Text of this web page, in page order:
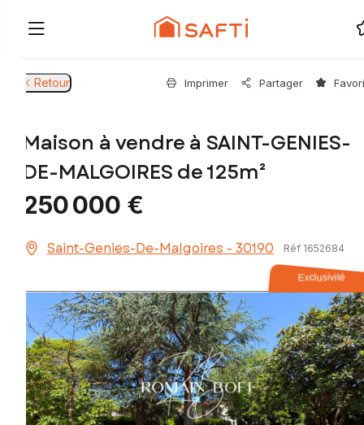
Retour Imprimer Partager
Maison à vendre à SAINT-GENIES-
DE-MALGOIRES de 125m²
250 000 €
Saint-Genies-De-Malgoires - 30190 Réf 1652684
Exclusivité